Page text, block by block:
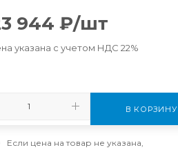
944 ₽/шт
указана с учетом НДС 22%
В КОРЗИНУ
Если цена на товар не указана,